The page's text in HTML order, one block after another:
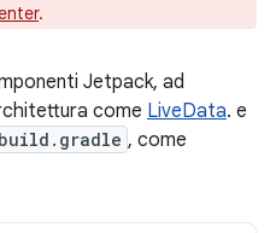
.
Jetpack, ad
come LiveData. e
build.gradle , come